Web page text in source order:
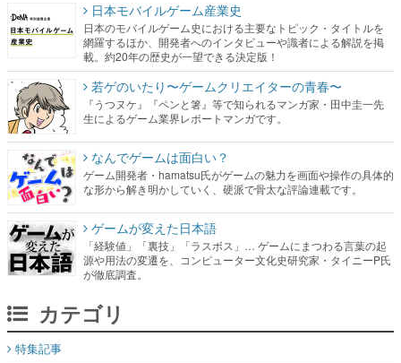
日本モバイルゲーム産業史
日本のモバイルゲーム史における主要なトピック・タイトルを
網羅するほか、開発者へのインタビューや識者による解説を掲
載。約20年の歴史が一望できる決定版！
若ゲのいたり〜ゲームクリエイターの青春〜
『うつヌケ』『ペンと箸』等で知られるマンガ家・田中圭一先
生によるゲーム業界レポートマンガです。
なんでゲームは面白い？
ゲーム開発者・hamatsu氏がゲームの魅力を画面や操作の具体的
な形から解き明かしていく、硬派で骨太な評論連載です。
ゲームが変えた日本語
「経験値」「裏技」「ラスボス」… ゲームにまつわる言葉の起
源や用法の変遷を、コンピューター文化史研究家・タイニーP氏
が徹底調査。
カテゴリ
特集記事